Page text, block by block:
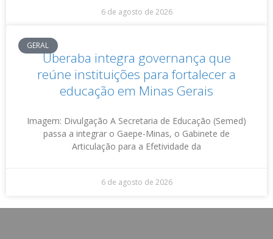
6 de agosto de 2026
GERAL
Uberaba integra governança que
reúne instituições para fortalecer a
educação em Minas Gerais
Imagem: Divulgação A Secretaria de Educação (Semed)
passa a integrar o Gaepe-Minas, o Gabinete de
Articulação para a Efetividade da
6 de agosto de 2026